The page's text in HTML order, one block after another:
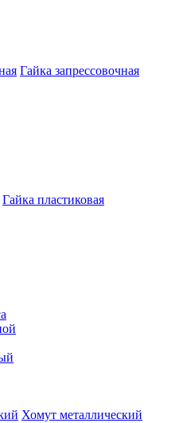
Гайка запрессовочная
Гайка пластиковая
Хомут металлический